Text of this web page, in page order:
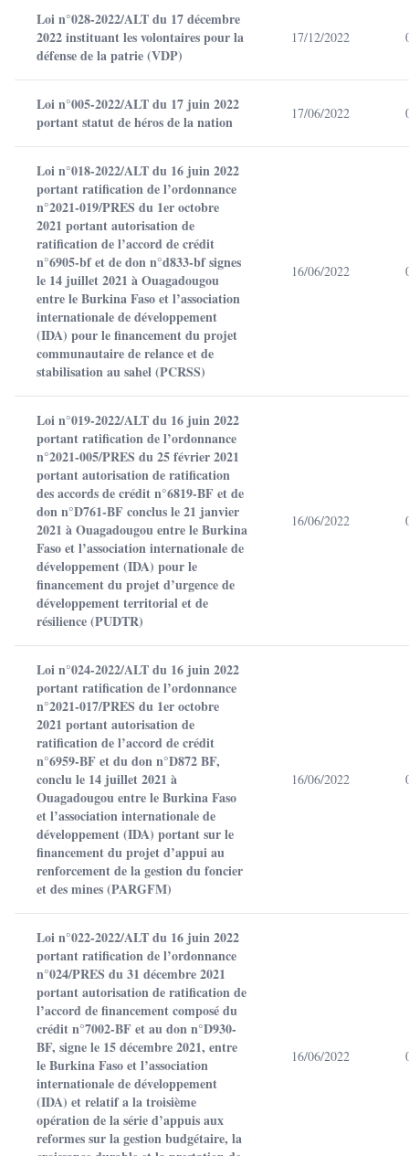
Loi n°028-2022/ALT du 17 décembre
2022 instituant les volontaires pour la
défense de la patrie (VDP)
17/12/2022
Loi n°005-2022/ALT du 17 juin 2022
portant statut de héros de la nation
17/06/2022
Loi n°018-2022/ALT du 16 juin 2022
portant ratification de l’ordonnance
n°2021-019/PRES du 1er octobre
2021 portant autorisation de
ratification de l’accord de crédit
n°6905-bf et de don n°d833-bf signes
le 14 juillet 2021 à Ouagadougou
entre le Burkina Faso et l’association
internationale de développement
(IDA) pour le financement du projet
communautaire de relance et de
stabilisation au sahel (PCRSS)
16/06/2022
Loi n°019-2022/ALT du 16 juin 2022
portant ratification de l’ordonnance
n°2021-005/PRES du 25 février 2021
portant autorisation de ratification
des accords de crédit n°6819-BF et de
don n°D761-BF conclus le 21 janvier
2021 à Ouagadougou entre le Burkina
Faso et l’association internationale de
développement (IDA) pour le
financement du projet d’urgence de
développement territorial et de
résilience (PUDTR)
16/06/2022
Loi n°024-2022/ALT du 16 juin 2022
portant ratification de l’ordonnance
n°2021-017/PRES du 1er octobre
2021 portant autorisation de
ratification de l’accord de crédit
n°6959-BF et du don n°D872 BF,
conclu le 14 juillet 2021 à
Ouagadougou entre le Burkina Faso
et l’association internationale de
développement (IDA) portant sur le
financement du projet d’appui au
renforcement de la gestion du foncier
et des mines (PARGFM)
16/06/2022
Loi n°022-2022/ALT du 16 juin 2022
portant ratification de l’ordonnance
n°024/PRES du 31 décembre 2021
portant autorisation de ratification de
l’accord de financement composé du
crédit n°7002-BF et au don n°D930-
BF, signe le 15 décembre 2021, entre
le Burkina Faso et l’association
internationale de développement
(IDA) et relatif a la troisième
opération de la série d’appuis aux
reformes sur la gestion budgétaire, la
16/06/2022